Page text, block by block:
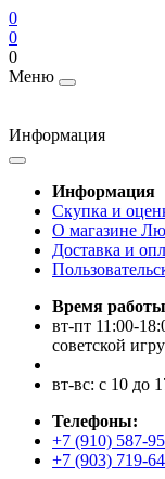
0
0
0
Меню
Информация
Информация
Скупка и
О магазине
Доставка и
Время
вт-пт 11:00-
советской
вт-вс: с 10 до
Телефоны:
+7 (910) 587-
+7 (903) 719-